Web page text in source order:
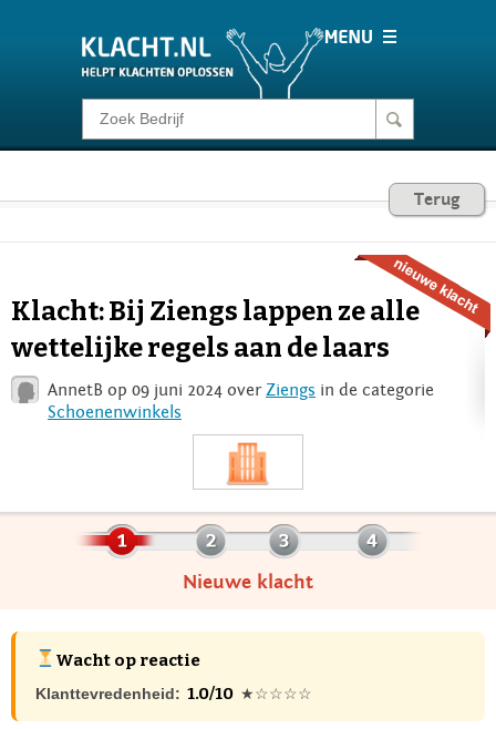
Klacht melden
Consumentenrecht
Voor Bedrijven
Login
Terug
Klacht: Bij Ziengs lappen ze alle
wettelijke regels aan de laars
AnnetB op 09 juni 2024 over Ziengs in de categorie
Schoenenwinkels
Nieuwe klacht
Wacht op reactie
Klanttevredenheid: 1.0/10 ★☆☆☆☆